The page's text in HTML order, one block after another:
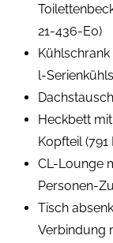
21-436-E0)
l-
Heckbett
Kopfteil
CL-Lounge
Personen-
Tisch
Verbindung